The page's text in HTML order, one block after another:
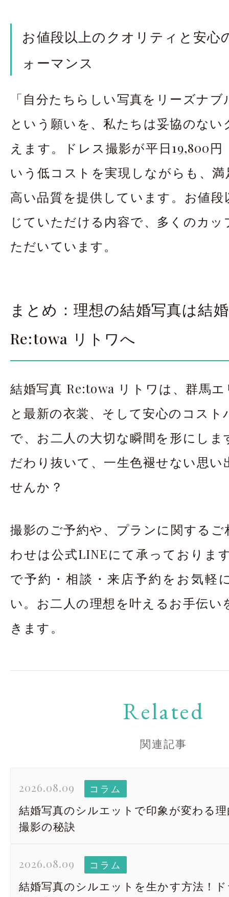
お値段以上のクオリティと安心
ォーマンス
「自分たちらしい写真をリーズナ
という願いを、私たちは妥協のな
えます。ドレス撮影が平日19,800
いう低コストを実現しながらも、満
高い品質を提供しています。お値段
じていただける内容で、多くのカ
ただいています。
まとめ：理想の結婚写真は結
Re:towa リトワへ
結婚写真 Re:towa リトワは、群馬エ
と最新の衣裳、そして安心のコス
で、お二人の大切な瞬間を形にしま
だわり抜いて、一生色褪せない思い
せんか？
撮影のご予約や、プランに関するご
わせは公式LINEにて承っておりま
で予約・相談・来店予約をお気軽
い。お二人の理想を叶えるお手伝い
きます。
Related
関連記事
2026.08.09 コラム
結婚写真のシルエットで印象が変わる
撮影の秘訣
2026.08.09 コラム
結婚写真のシルエットを生かす方法！